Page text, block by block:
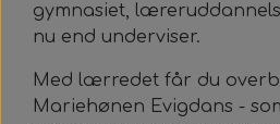
gymnasiet,
nu end underviser.
Med lærredet får du
Mariehønen Evigdans -